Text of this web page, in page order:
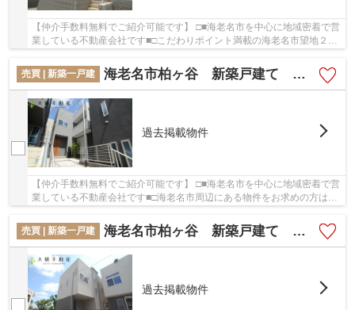
【仲介手数料無料でご紹介可能です】 □■海老名市を中心に地域密着で営
業している不動産会社です■□こだわりポイント満載の海老名市望地２丁
売買 | 新築一戸建
海老名市柏ヶ谷 新築戸建て 全７棟 【仲介手数料無料】
過去掲載物件
【仲介手数料無料でご紹介可能です】 □■海老名市を中心に地域密着で営
業している不動産会社です■□海老名市周辺にある物件をお求めの方は
売買 | 新築一戸建
海老名市柏ヶ谷 新築戸建て 全７棟 【仲介手数料無料】
過去掲載物件